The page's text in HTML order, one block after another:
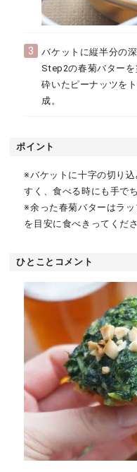
3
バケットに縦半分の
Step2の春菊バターを
砕いたピーナッツを
成。
ポイント
※バケットに十字の切り
すく、食べる時にも手で
※余った春菊バターはラ
を目安に食べきってくださ
ひとことコメント